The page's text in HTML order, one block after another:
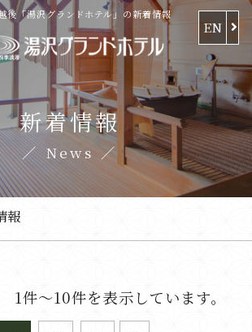
後「湯沢グランドホテル」の新着情報
EN
新着情報
News
報
件～10件を表示しています。